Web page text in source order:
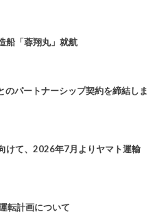
船「蓉翔丸」就航
のパートナーシップ契約を締結しま
けて、2026年7月よりヤマト運輸
転計画について